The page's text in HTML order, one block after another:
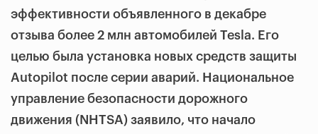
эффективности объявленного в декабре
отзыва более 2 млн автомобилей Tesla. Его
целью была установка новых средств защиты
Autopilot после серии аварий. Национальное
управление безопасности дорожного
движения (NHTSA) заявило, что начало